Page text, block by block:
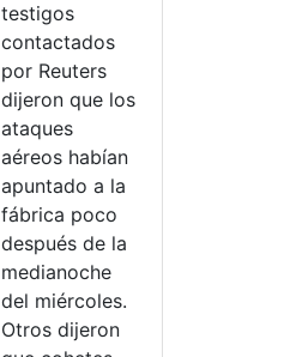
testigos
contactados
por Reuters
dijeron que los
ataques
aéreos habían
apuntado a la
fábrica poco
después de la
medianoche
del miércoles.
Otros dijeron